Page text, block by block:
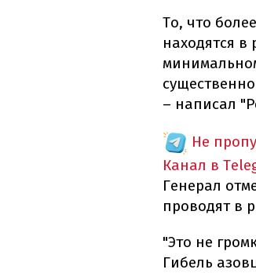
То, что
находятся
– написал
Не
Канал в
Генерал
проводят в
"Это не
Гибель